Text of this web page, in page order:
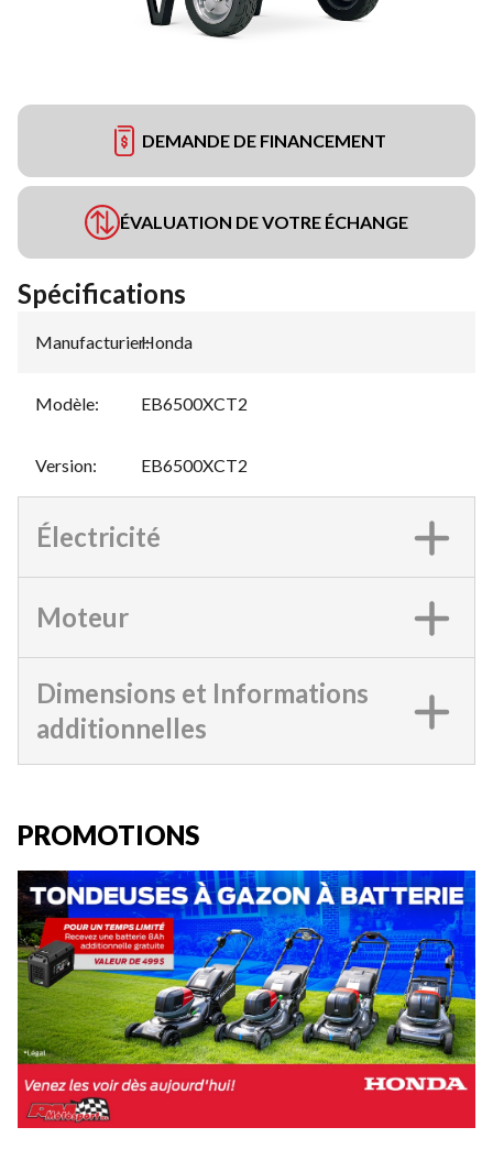
DEMANDE DE FINANCEMENT
ÉVALUATION DE VOTRE ÉCHANGE
Spécifications
Manufacturier:
Honda
Modèle: EB6500XCT2
Version: EB6500XCT2
Électricité
Moteur
Dimensions et Informations
additionnelles
PROMOTIONS